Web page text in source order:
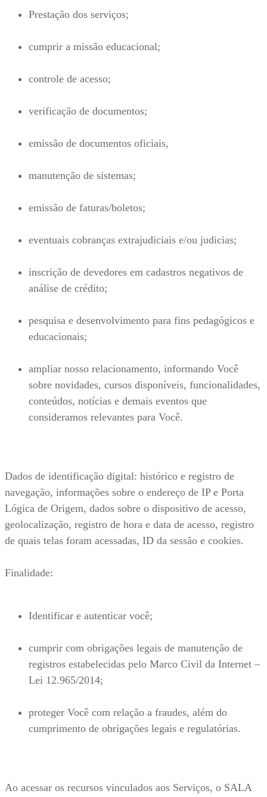
Prestação dos serviços;
cumprir a missão educacional;
controle de acesso;
verificação de documentos;
emissão de documentos oficiais,
manutenção de sistemas;
emissão de faturas/boletos;
eventuais cobranças extrajudiciais e/ou judicias;
inscrição de devedores em cadastros negativos de
análise de crédito;
pesquisa e desenvolvimento para fins pedagógicos e
educacionais;
ampliar nosso relacionamento, informando Você
sobre novidades, cursos disponíveis, funcionalidades,
conteúdos, notícias e demais eventos que
consideramos relevantes para Você.
Dados de identificação digital: histórico e registro de
navegação, informações sobre o endereço de IP e Porta
Lógica de Origem, dados sobre o dispositivo de acesso,
geolocalização, registro de hora e data de acesso, registro
de quais telas foram acessadas, ID da sessão e cookies.
Finalidade:
Identificar e autenticar você;
cumprir com obrigações legais de manutenção de
registros estabelecidas pelo Marco Civil da Internet –
Lei 12.965/2014;
proteger Você com relação a fraudes, além do
cumprimento de obrigações legais e regulatórias.
Ao acessar os recursos vinculados aos Serviços, o SALA